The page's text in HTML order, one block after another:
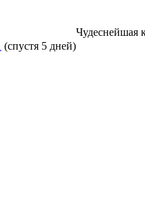
(спустя 5 дней)
Чудеснейшая